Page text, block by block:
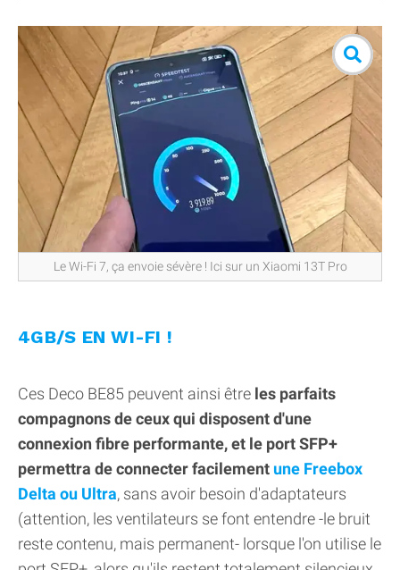
Le Wi-Fi 7, ça envoie sévère ! Ici sur un Xiaomi 13T Pro
4GB/S EN WI-FI !
Ces Deco BE85 peuvent ainsi être les parfaits
compagnons de ceux qui disposent d'une
connexion fibre performante, et le port SFP+
permettra de connecter facilement une Freebox
Delta ou Ultra, sans avoir besoin d'adaptateurs
(attention, les ventilateurs se font entendre -le bruit
reste contenu, mais permanent- lorsque l'on utilise le